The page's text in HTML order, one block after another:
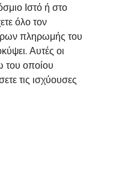
Ιστό ή στο
όλο τον
πληρωμής του
Αυτές οι
του οποίου
τις ισχύουσες